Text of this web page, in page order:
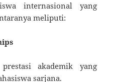
internasional yang
meliputi:
akademik yang
sarjana.